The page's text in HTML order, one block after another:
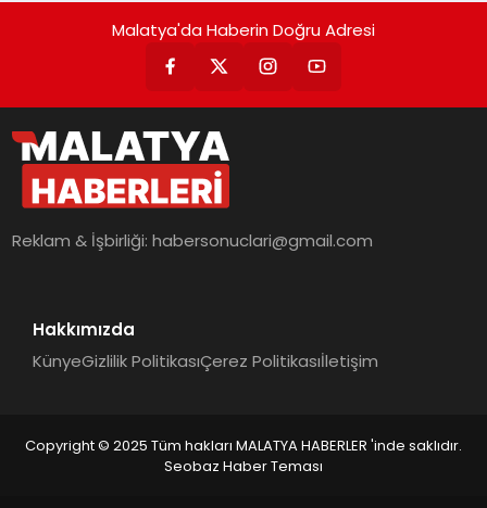
Malatya'da Haberin Doğru Adresi
Reklam & İşbirliği:habersonuclari@gmail.com
Hakkımızda
KünyeGizlilik PolitikasıÇerez Politikasıİletişim
Copyright © 2025 Tüm hakları MALATYA HABERLER 'inde saklıdır.
Seobaz Haber Teması